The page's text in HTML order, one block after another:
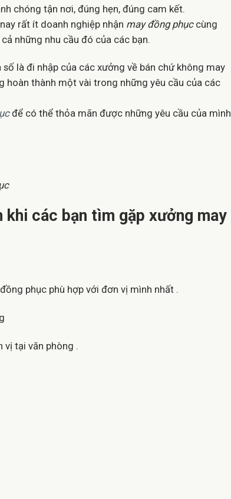
chóng tận nơi, đúng hẹn, đúng cam kết.
rất ít doanh nghiệp nhận may đồng phụccùng
những nhu cầu đó của các bạn.
số là đi nhập của các xưởng về bán chứ không may
hoàn thành một vài trong những yêu cầu của các
để có thể thỏa mãn được những yêu cầu của mình
khi các bạn tìm gặp xưởng may
phục phù hợp với đơn vị mình nhất .
tại văn phòng .